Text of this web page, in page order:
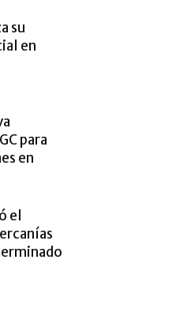
su
en
para
en
el